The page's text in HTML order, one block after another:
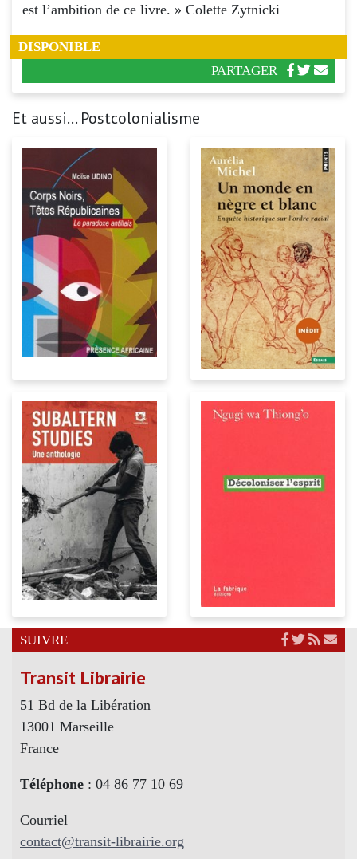
est l’ambition de ce livre. » Colette Zytnicki
DISPONIBLE
PARTAGER
Et aussi... Postcolonialisme
SUIVRE
Transit Librairie
51 Bd de la Libération
13001 Marseille
France
Téléphone : 04 86 77 10 69
Courriel
contact@transit-librairie.org